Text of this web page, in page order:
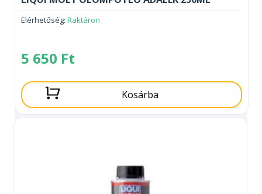
Elérhetőség: Raktáron
5 650 Ft
Kosárba